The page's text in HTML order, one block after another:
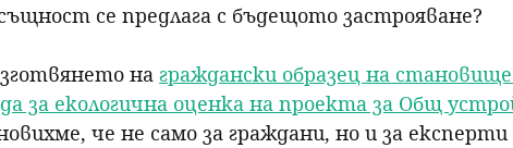
се предлага с бъдещото застрояване?
на граждански образец на
за екологична оценка на проекта за Общ
че не само за граждани, но и за